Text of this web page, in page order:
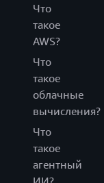
Что
такое
AWS?
Что
такое
облачные
вычисления?
Что
такое
агентный